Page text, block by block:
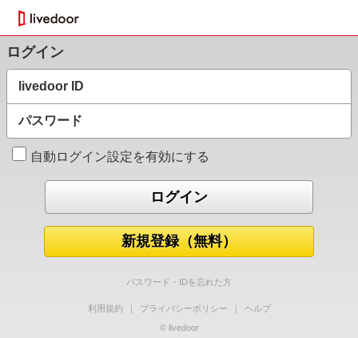
ログイン
livedoor ID
パスワード
自動ログイン設定を有効にする
新規登録（無料）
パスワード・IDを忘れた方
利用規約 ｜ プライバシーポリシー ｜
ヘルプ
© livedoor